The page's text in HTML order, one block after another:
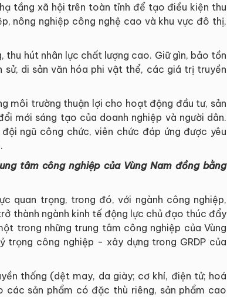
tầng xã hội trên toàn tỉnh để tạo điều kiện thu
nông nghiệp công nghệ cao và khu vực đô thị,
thu hút nhân lực chất lượng cao. Giữ gìn, bảo tồn
di sản văn hóa phi vật thể, các giá trị truyền
môi trường thuận lợi cho hoạt động đầu tư, sản
mới sáng tạo của doanh nghiệp và người dân.
ngũ công chức, viên chức đáp ứng được yêu
tâm công nghiệp của Vùng Nam đồng bằng
quan trọng, trong đó, với ngành công nghiệp,
thành ngành kinh tế động lực chủ đạo thúc đẩy
trong những trung tâm công nghiệp của Vùng
trọng công nghiệp - xây dựng trong GRDP của
thống (dệt may, da giày; cơ khí, điện tử; hoá
sản phẩm có đặc thù riêng, sản phẩm cao